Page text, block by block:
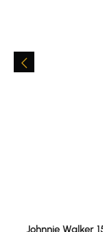
Durchschnittliche
Johnnie Walker